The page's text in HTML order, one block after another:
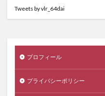
Tweets by vlr_64dai
プロフィール
プライバシーポリシー